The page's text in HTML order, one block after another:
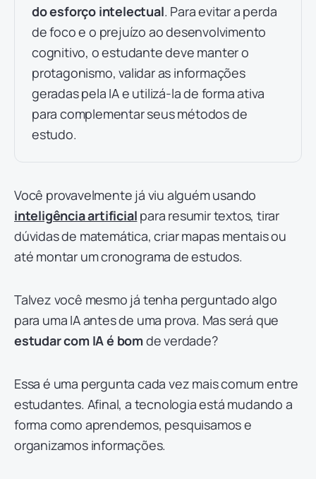
do esforço intelectual. Para evitar a perda
de foco e o prejuízo ao desenvolvimento
cognitivo, o estudante deve manter o
protagonismo, validar as informações
geradas pela IA e utilizá-la de forma ativa
para complementar seus métodos de
estudo.
Você provavelmente já viu alguém usando
inteligência artificial para resumir textos, tirar
dúvidas de matemática, criar mapas mentais ou
até montar um cronograma de estudos.
Talvez você mesmo já tenha perguntado algo
para uma IA antes de uma prova. Mas será que
estudar com IA é bom de verdade?
Essa é uma pergunta cada vez mais comum entre
estudantes. Afinal, a tecnologia está mudando a
forma como aprendemos, pesquisamos e
organizamos informações.